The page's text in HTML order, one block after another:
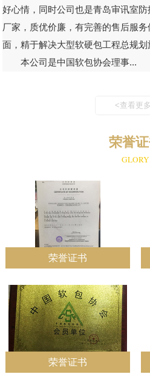
好心情，同时公司也是青岛审讯室
厂家，质优价廉，有完善的售后服
面，精于解决大型软硬包工程总规划
本公司是中国软包协会理事...
<查看更
荣誉
GLORY
荣誉证书
荣誉证书